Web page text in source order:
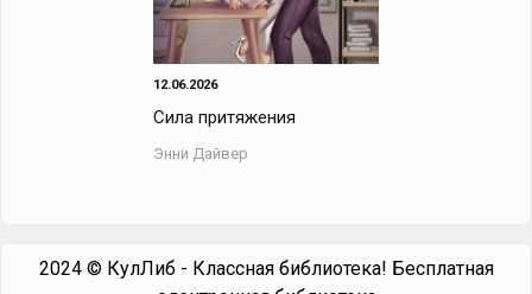
12.06.2026
Сила притяжения
Энни Дайвер
2024 © КулЛиб - Классная библиотека! Бесплатная